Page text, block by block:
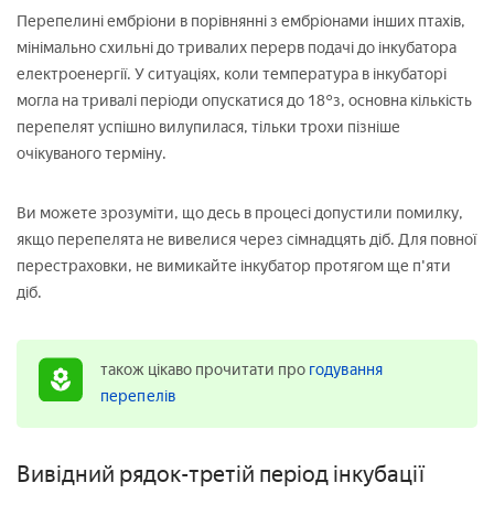
Перепелині ембріони в порівнянні з ембріонами інших птахів,
мінімально схильні до тривалих перерв подачі до інкубатора
електроенергії. У ситуаціях, коли температура в інкубаторі
могла на тривалі періоди опускатися до 18°з, основна кількість
перепелят успішно вилупилася, тільки трохи пізніше
очікуваного терміну.
Ви можете зрозуміти, що десь в процесі допустили помилку,
якщо перепелята не вивелися через сімнадцять діб. Для повної
перестраховки, не вимикайте інкубатор протягом ще п'яти
діб.
також цікаво прочитати про годування
перепелів
Вивідний рядок-третій період інкубації